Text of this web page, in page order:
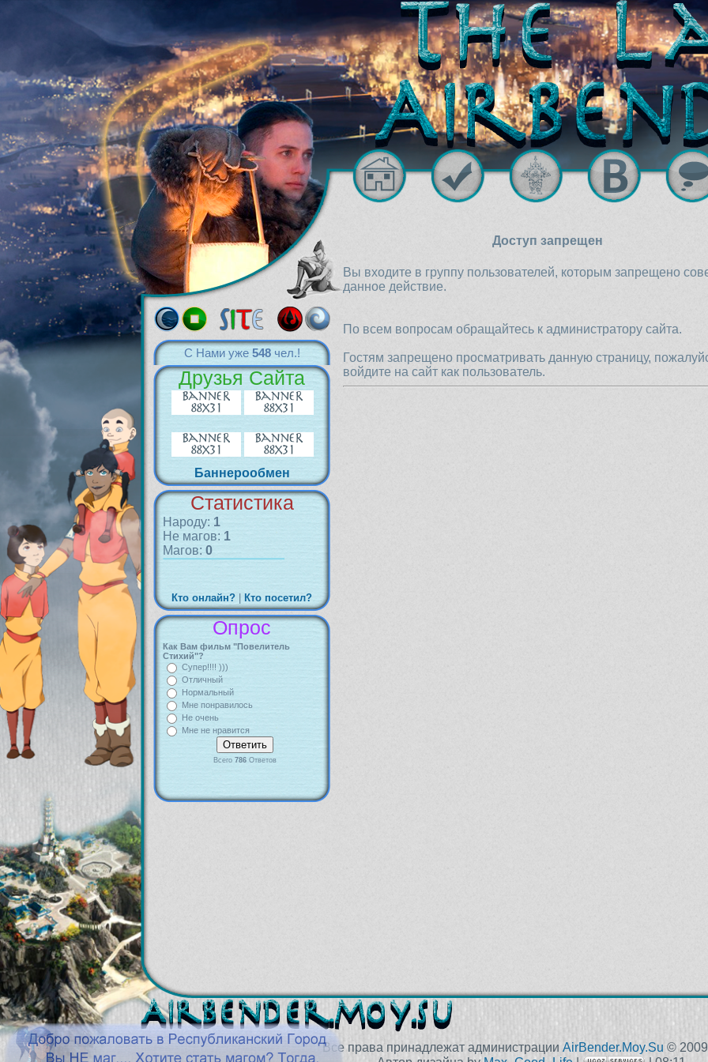
С Нами уже 548чел.!
Друзья Сайта
Баннерообмен
Статистика
Народу: 1
Не магов: 1
Магов: 0
Кто онлайн? Кто посетил?
Опрос
Как Вам фильм "Повелитель
Стихий"?
Супер!!!! )))
Отличный
Нормальный
Мне понравилось
Не очень
Мне не нравится
Всего 786Ответов
Доступ запрещен
Вы входите в группу пользователей, которым запрещено
данное действие.
По всем вопросам обращайтесь к администратору сайта.
Гостям запрещено просматривать данную страницу,
войдите на сайт как пользователь.
Все права принадлежат администрации AirBender.Moy.Su ©